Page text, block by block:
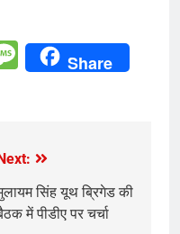
Message
Share
सिंह यूथ ब्रिगेड की
में पीडीए पर चर्चा